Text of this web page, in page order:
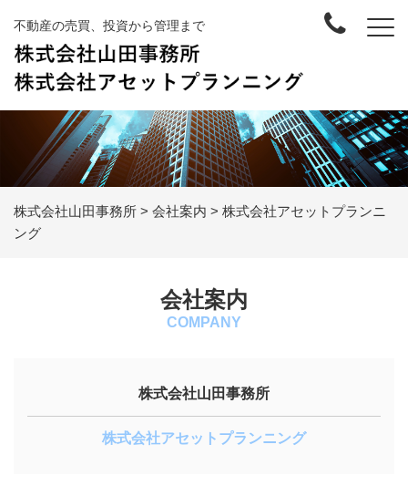
不動産の売買、投資から管理まで
株式会社山田事務所 > 会社案内 > 株式会社アセットプランニ
ング
会社案内
COMPANY
株式会社山田事務所
株式会社アセットプランニング